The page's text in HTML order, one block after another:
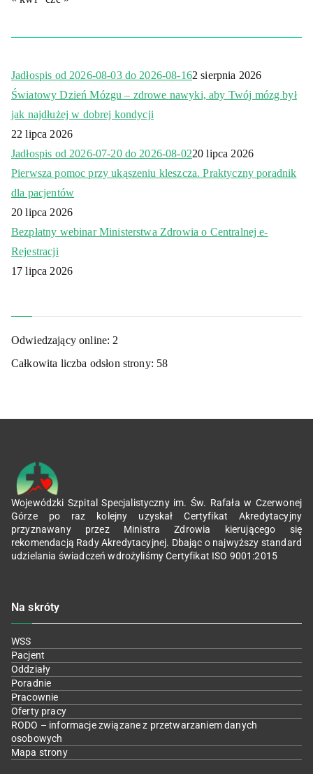
Jadłospis od 2026-08-03 do 2026-08-162 sierpnia 2026
Światowy Dzień Mózgu – zdrowe nawyki, aby Twój mózg był
jak najdłużej w dobrej kondycji
22 lipca 2026
Jadłospis od 2026-07-20 do 2026-08-0220 lipca 2026
Pierwsza pomoc przy ukąszeniu kleszcza. Praktyczny poradnik
dla pacjentów
20 lipca 2026
Bezpłatny webinar Ministerstwa Zdrowia o Centralnej e-
Rejestracji
17 lipca 2026
Odwiedzający online: 2
Całkowita liczba odsłon strony: 58
Wojewódzki Szpital Specjalistyczny im. Św. Rafała w Czerwonej
Górze po raz kolejny uzyskał Certyfikat Akredytacyjny
przyznawany przez Ministra Zdrowia kierującego się
rekomendacją Rady Akredytacyjnej. Dbając o najwyższy standard
udzielania świadczeń wdrożyliśmy Certyfikat ISO 9001:2015
Na skróty
WSS
Pacjent
Oddziały
Poradnie
Pracownie
Oferty pracy
RODO – informacje związane z przetwarzaniem danych
osobowych
Mapa strony